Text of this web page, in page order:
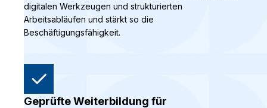
digitalen Werkzeugen und strukturierten
Arbeitsabläufen und stärkt so die
Beschäftigungsfähigkeit.
Geprüfte Weiterbildung für